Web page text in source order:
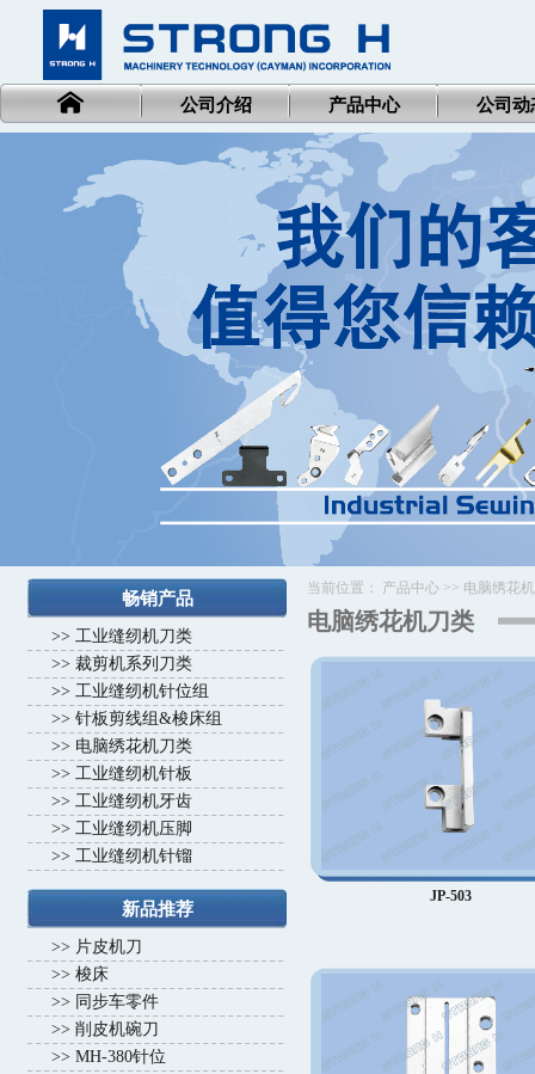
公司介绍 产品中心 公司动
畅销产品
>> 工业缝纫机刀类
>> 裁剪机系列刀类
>> 工业缝纫机针位组
>> 针板剪线组&梭床组
>> 电脑绣花机刀类
>> 工业缝纫机针板
>> 工业缝纫机牙齿
>> 工业缝纫机压脚
>> 工业缝纫机针镏
新品推荐
>> 片皮机刀
>> 梭床
>> 同步车零件
>> 削皮机碗刀
>> MH-380针位
当前位置： 产品中心 >> 电脑绣花
电脑绣花机刀类
JP-503